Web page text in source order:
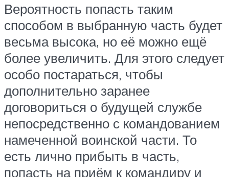
Вероятность попасть таким
способом в выбранную часть будет
весьма высока, но её можно ещё
более увеличить. Для этого следует
особо постараться, чтобы
дополнительно заранее
договориться о будущей службе
непосредственно с командованием
намеченной воинской части. То
есть лично прибыть в часть,
попасть на приём к командиру и